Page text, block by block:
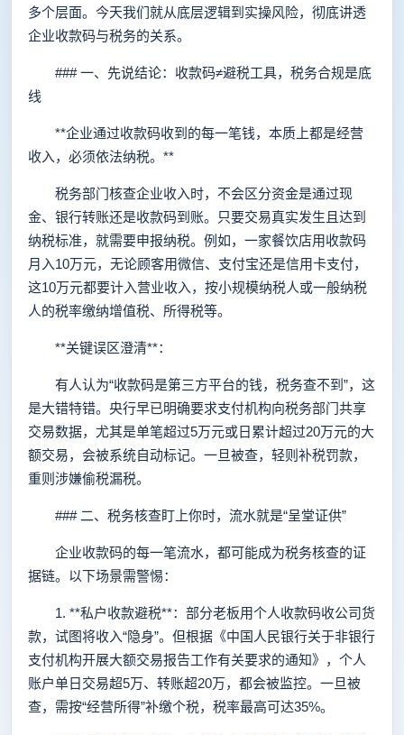
多个层面。今天我们就从底层逻辑到实操风险，彻底讲透
企业收款码与税务的关系。
### 一、先说结论：收款码≠避税工具，税务合规是底
线
**企业通过收款码收到的每一笔钱，本质上都是经营
收入，必须依法纳税。**
税务部门核查企业收入时，不会区分资金是通过现
金、银行转账还是收款码到账。只要交易真实发生且达到
纳税标准，就需要申报纳税。例如，一家餐饮店用收款码
月入10万元，无论顾客用微信、支付宝还是信用卡支付，
这10万元都要计入营业收入，按小规模纳税人或一般纳税
人的税率缴纳增值税、所得税等。
**关键误区澄清**：
有人认为“收款码是第三方平台的钱，税务查不到”，这
是大错特错。央行早已明确要求支付机构向税务部门共享
交易数据，尤其是单笔超过5万元或日累计超过20万元的大
额交易，会被系统自动标记。一旦被查，轻则补税罚款，
重则涉嫌偷税漏税。
### 二、税务核查盯上你时，流水就是“呈堂证供”
企业收款码的每一笔流水，都可能成为税务核查的证
据链。以下场景需警惕：
1. **私户收款避税**：部分老板用个人收款码收公司货
款，试图将收入“隐身”。但根据《中国人民银行关于非银行
支付机构开展大额交易报告工作有关要求的通知》，个人
账户单日交易超5万、转账超20万，都会被监控。一旦被
查，需按“经营所得”补缴个税，税率最高可达35%。